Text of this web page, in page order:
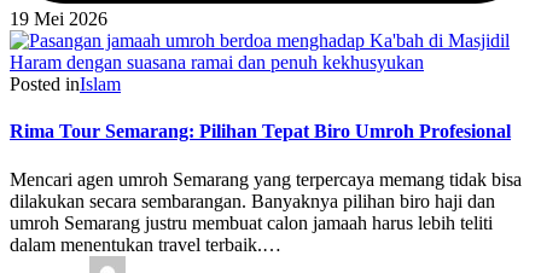
19 Mei 2026
Posted inIslam
Rima Tour Semarang: Pilihan Tepat Biro Umroh Profesional
Mencari agen umroh Semarang yang terpercaya memang tidak bisa
dilakukan secara sembarangan. Banyaknya pilihan biro haji dan
umroh Semarang justru membuat calon jamaah harus lebih teliti
dalam menentukan travel terbaik.…